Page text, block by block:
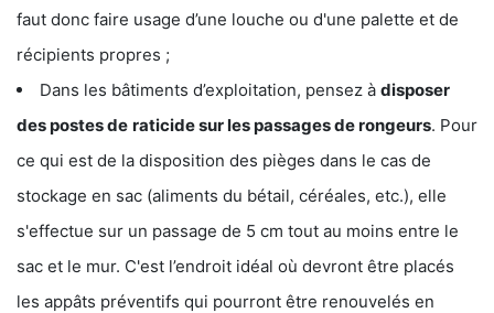
faut donc faire usage d’une louche ou d'une palette et de
récipients propres ;
Dans les bâtiments d’exploitation, pensez à disposer
des postes de raticide sur les passages de rongeurs. Pour
ce qui est de la disposition des pièges dans le cas de
stockage en sac (aliments du bétail, céréales, etc.), elle
s'effectue sur un passage de 5 cm tout au moins entre le
sac et le mur. C'est l’endroit idéal où devront être placés
les appâts préventifs qui pourront être renouvelés en